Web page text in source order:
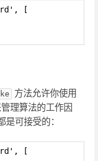
[
方法允许你使用
理算法的工作因
可接受的：
[